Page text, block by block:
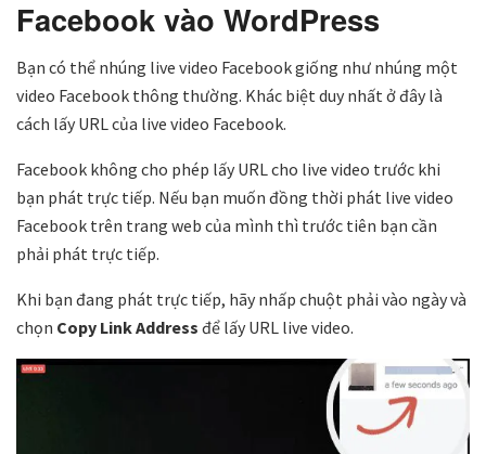
Facebook vào WordPress
Bạn có thể nhúng live video Facebook giống như nhúng một
video Facebook thông thường. Khác biệt duy nhất ở đây là
cách lấy URL của live video Facebook.
Facebook không cho phép lấy URL cho live video trước khi
bạn phát trực tiếp. Nếu bạn muốn đồng thời phát live video
Facebook trên trang web của mình thì trước tiên bạn cần
phải phát trực tiếp.
Khi bạn đang phát trực tiếp, hãy nhấp chuột phải vào ngày và
chọn Copy Link Address để lấy URL live video.